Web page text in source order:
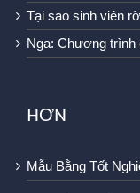
Tại sao sinh viên
Nga: Chương trình
HƠN
Mẫu Bằng Tốt